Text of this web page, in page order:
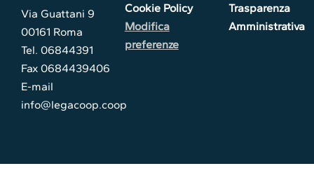
Via Guattani 9
00161 Roma
Tel. 06844391
Fax 0684439406
E-mail
info@legacoop.coop
Cookie Policy
Modifica
preferenze
Trasparenza
Amministrativa